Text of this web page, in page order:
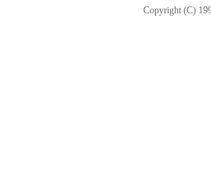
Copyright (C)